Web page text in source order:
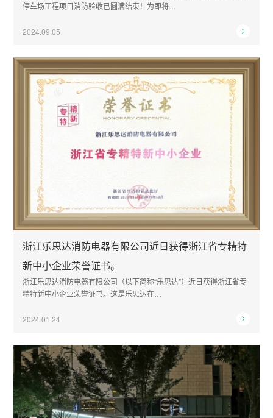
停车场工程项目消防验收已圆满结束！为即将…
2024.09.05
浙江乐思达消防电器有限公司近日获得浙江省专精特
新中小企业荣誉证书。
浙江乐思达消防电器有限公司（以下简称“乐思达”）近日获得浙江省专
精特新中小企业荣誉证书。这是乐思达在…
2024.01.24